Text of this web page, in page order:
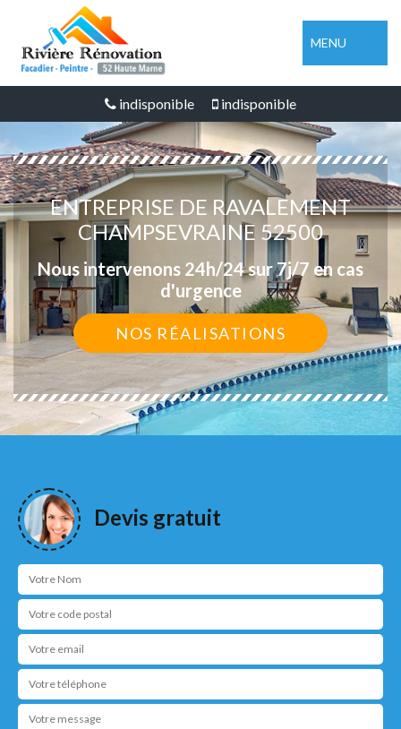
MENU
indisponible indisponible
ENTREPRISE DE RAVALEMENT
CHAMPSEVRAINE 52500
Nous intervenons 24h/24 sur 7j/7 en cas
d'urgence
NOS RÉALISATIONS
Devis gratuit